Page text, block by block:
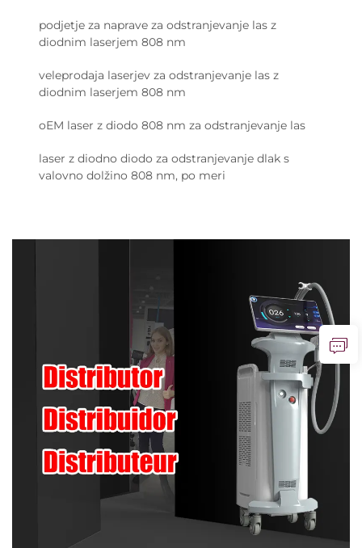
podjetje za naprave za odstranjevanje las z
diodnim laserjem 808 nm
veleprodaja laserjev za odstranjevanje las z
diodnim laserjem 808 nm
oEM laser z diodo 808 nm za odstranjevanje las
laser z diodno diodo za odstranjevanje dlak s
valovno dolžino 808 nm, po meri